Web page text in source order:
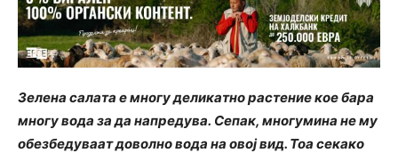
Зелена салата е многу деликатно растение кое бара
многу вода за да напредува. Сепак, многумина не му
обезбедуваат доволно вода на овој вид. Тоа секако